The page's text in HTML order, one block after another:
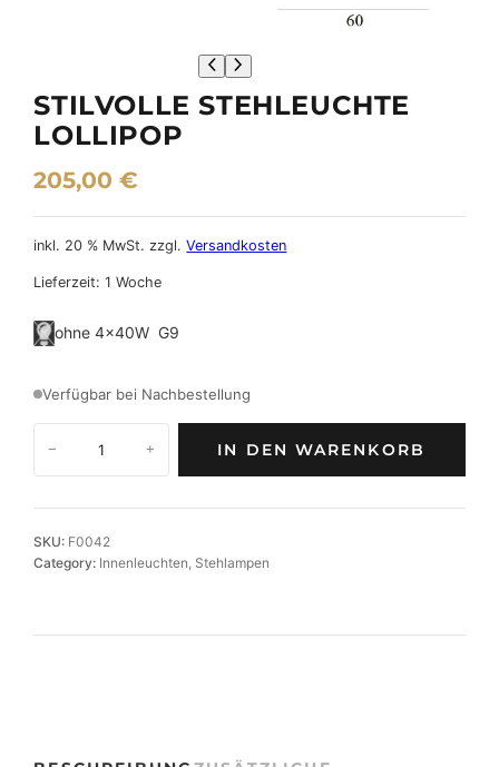
STILVOLLE STEHLEUCHTE
LOLLIPOP
205,00€
inkl. 20 % MwSt. zzgl.Versandkosten
Lieferzeit:1 Woche
ohne 4×40W G9
Verfügbar bei Nachbestellung
l
v
o
e
− + IN DEN WARENKORB
SKU: F0042
Category: Innenleuchten, Stehlampen